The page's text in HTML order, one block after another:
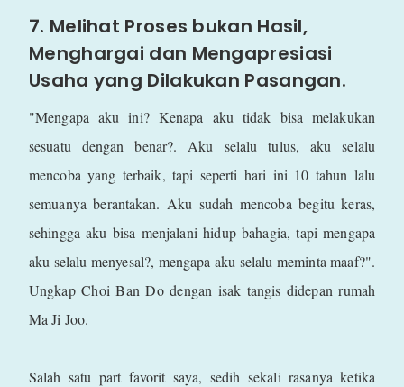
7. Melihat Proses bukan Hasil,
Menghargai dan Mengapresiasi
Usaha yang Dilakukan Pasangan.
"Mengapa aku ini? Kenapa aku tidak bisa melakukan
sesuatu dengan benar?. Aku selalu tulus, aku selalu
mencoba yang terbaik, tapi seperti hari ini 10 tahun lalu
semuanya berantakan. Aku sudah mencoba begitu keras,
sehingga aku bisa menjalani hidup bahagia, tapi mengapa
aku selalu menyesal?, mengapa aku selalu meminta maaf?".
Ungkap Choi Ban Do dengan isak tangis didepan rumah
Ma Ji Joo.
Salah satu part favorit saya, sedih sekali rasanya ketika